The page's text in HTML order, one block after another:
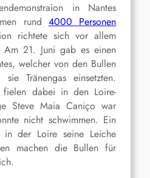
in Nantes
rund 4000 Personen
richtete sich vor allem
Am 21. Juni gab es einen
welcher von den Bullen
Tränengas einsetzten.
fielen dabei in den Loire-
Steve Maia Caniço war
nicht schwimmen. Ein
in der Loire seine Leiche
machen die Bullen für